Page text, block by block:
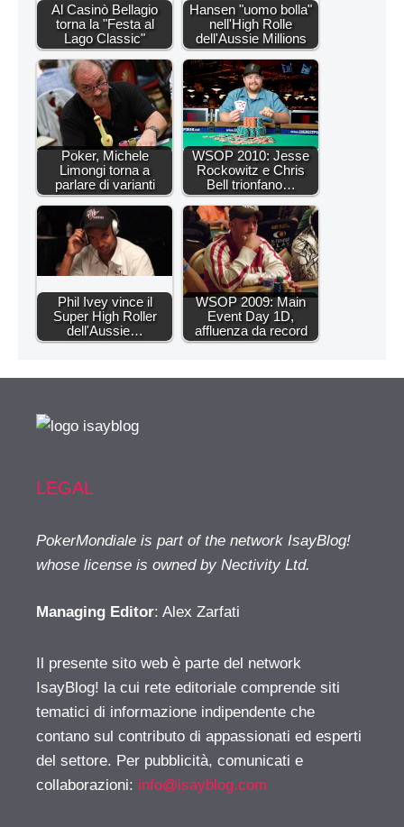
Al Casinò Bellagio
torna la "Festa al
Lago Classic"
Hansen "uomo bolla"
nell'High Rolle
dell'Aussie Millions
Poker, Michele
Limongi torna a
parlare di varianti
WSOP 2010: Jesse
Rockowitz e Chris
Bell trionfano…
Phil Ivey vince il
Super High Roller
dell'Aussie…
WSOP 2009: Main
Event Day 1D,
affluenza da record
LEGAL
PokerMondiale is part of the network IsayBlog!
whose license is owned by Nectivity Ltd.
Managing Editor: Alex Zarfati
Il presente sito web è parte del network
IsayBlog! la cui rete editoriale comprende siti
tematici di informazione indipendente che
contano sul contributo di appassionati ed esperti
del settore. Per pubblicità, comunicati e
collaborazioni: info@isayblog.com